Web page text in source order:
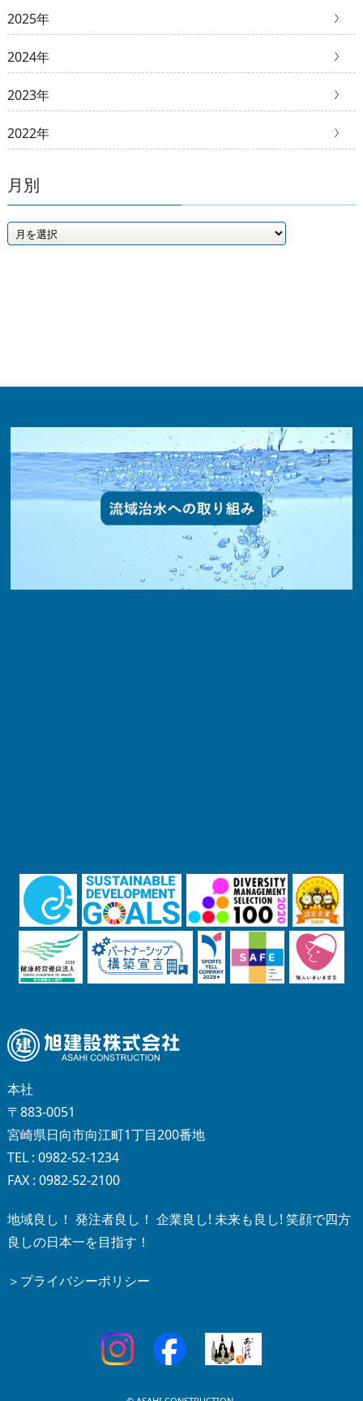
2025年
2024年
2023年
2022年
月別
本社
〒883-0051
宮崎県日向市向江町1丁目200番地
TEL : 0982-52-1234
FAX : 0982-52-2100
地域良し！ 発注者良し！ 企業良し! 未来も良し! 笑顔で四方
良しの日本一を目指す！
＞プライバシーポリシー